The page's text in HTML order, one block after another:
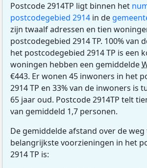
Postcode 2914TP ligt binnen het
postcodegebied 2914 in de
zijn twaalf adressen en tien
postcodegebied 2914 TP. 100% van
het postcodegebied 2914 TP is een
woningen hebben een gemiddelde
€443. Er wonen 45 inwoners in het
2914 TP en 33% van de inwoners is
65 jaar oud. Postcode 2914TP telt
van gemiddeld 1,7 personen.
De gemiddelde afstand over de
belangrijkste voorzieningen in het
2914 TP is: